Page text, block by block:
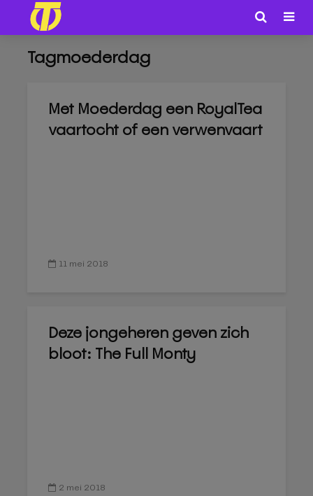
Tagmoederdag
Met Moederdag een RoyalTea
vaartocht of een verwenvaart
11 mei 2018
Deze jongeheren geven zich
bloot: The Full Monty
2 mei 2018